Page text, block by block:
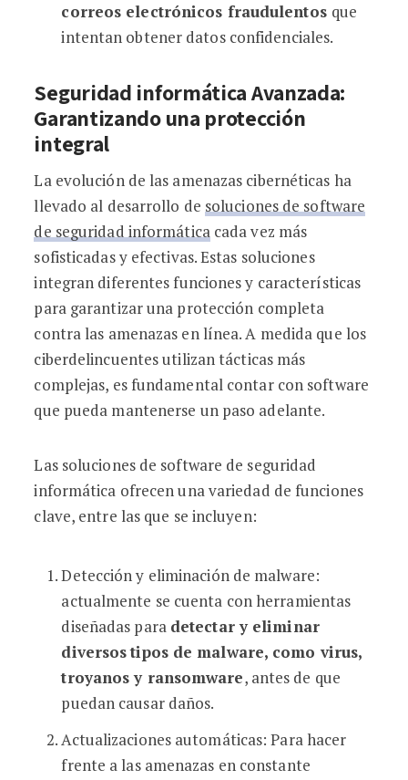
correos electrónicos fraudulentos que
intentan obtener datos confidenciales.
Seguridad informática Avanzada:
Garantizando una protección
integral
La evolución de las amenazas cibernéticas ha
llevado al desarrollo de soluciones de software
de seguridad informáticacada vez más
sofisticadas y efectivas. Estas soluciones
integran diferentes funciones y características
para garantizar una protección completa
contra las amenazas en línea. A medida que los
ciberdelincuentes utilizan tácticas más
complejas, es fundamental contar con software
que pueda mantenerse un paso adelante.
Las soluciones de software de seguridad
informática ofrecen una variedad de funciones
clave, entre las que se incluyen:
Detección y eliminación de malware:
actualmente se cuenta con herramientas
diseñadas para detectar y eliminar
diversostipos de malware, como virus,
troyanos y ransomware, antes de que
puedan causar daños.
Actualizaciones automáticas: Para hacer
frente a las amenazas en constante